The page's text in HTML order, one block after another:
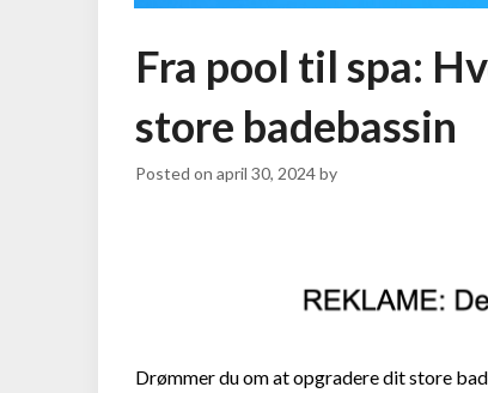
Fra pool til spa:
store badebassin
Posted onapril 30, 2024by
Drømmer du om at opgradere dit store